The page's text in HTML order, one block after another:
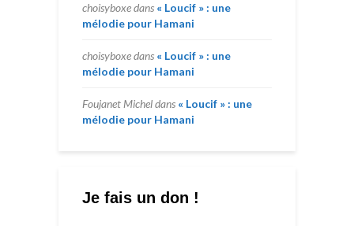
choisyboxedans « Loucif » : une
mélodie pour Hamani
choisyboxedans « Loucif » : une
mélodie pour Hamani
Foujanet Micheldans « Loucif » : une
mélodie pour Hamani
Je fais un don !